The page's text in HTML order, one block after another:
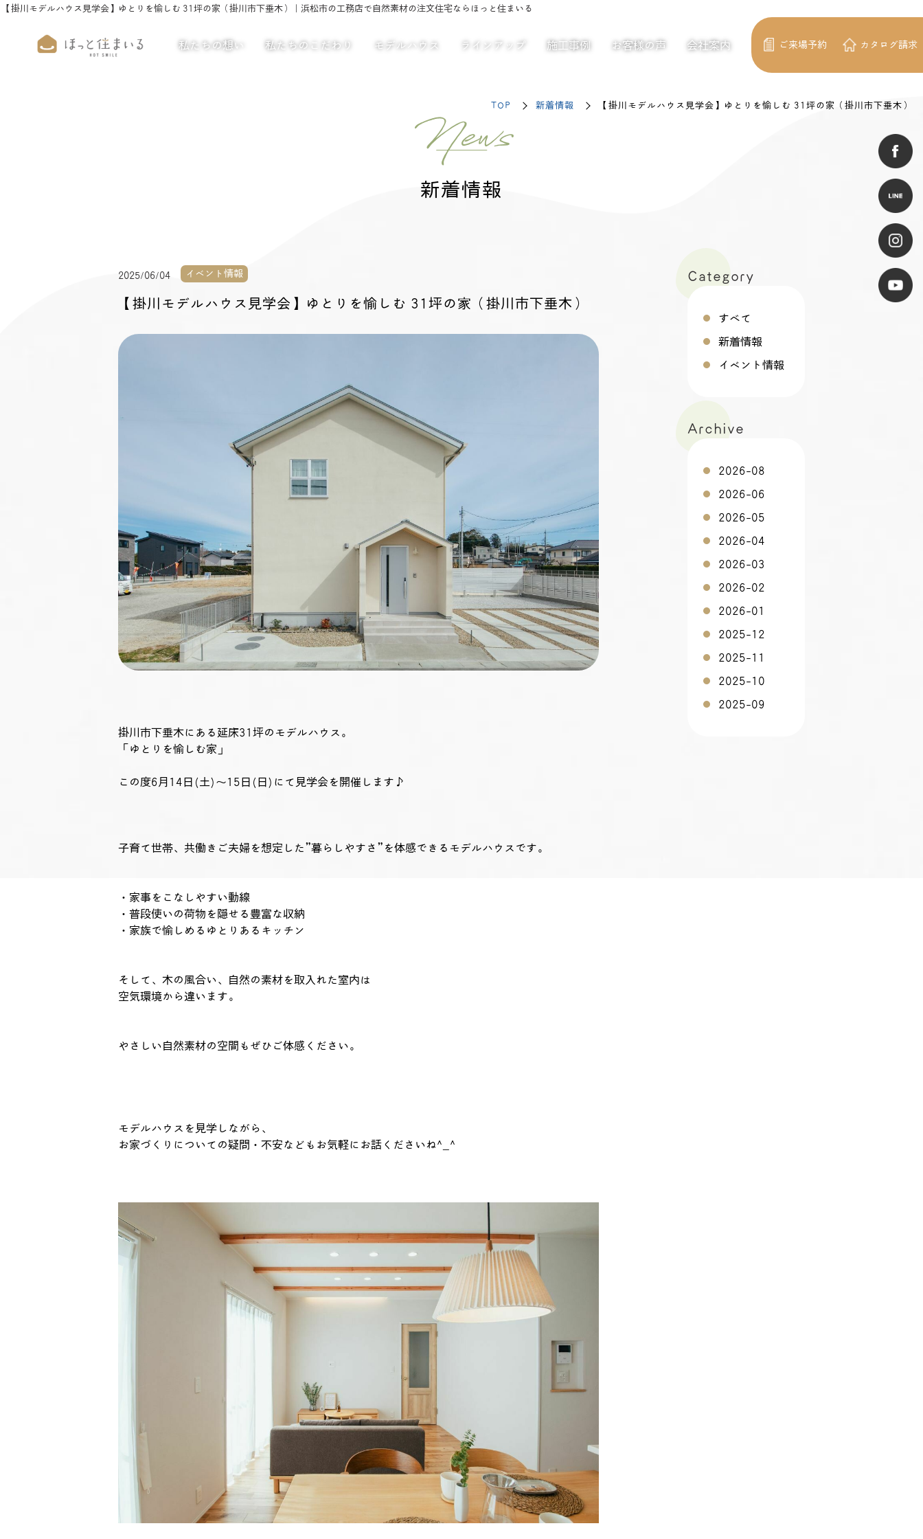
【掛川モデルハウス見学会】ゆとりを愉しむ 31坪の家（掛川市下垂木）｜浜松市の工務店で自然素材の注文住宅ならほっと住まいる
私たちの想い 私たちのこだわり モデルハウス ラインアップ 施工事例 お客様の声 会社案内 ご来場予約 カタログ請求
TOP 新着情報 【掛川モデルハウス見学会】ゆとりを愉しむ 31坪の家（掛川市下垂木）
News
新着情報
2025/06/04 イベント情報
【掛川モデルハウス見学会】ゆとりを愉しむ 31坪の家（掛川市下垂木）
掛川市下垂木にある延床31坪のモデルハウス。
「ゆとりを愉しむ家」
この度6月14日(土)～15日(日)にて見学会を開催します♪
子育て世帯、共働きご夫婦を想定した”暮らしやすさ”を体感できるモデルハウスです。
・家事をこなしやすい動線
・普段使いの荷物を隠せる豊富な収納
・家族で愉しめるゆとりあるキッチン
そして、木の風合い、自然の素材を取入れた室内は
空気環境から違います。
やさしい自然素材の空間もぜひご体感ください。
モデルハウスを見学しながら、
お家づくりについての疑問・不安などもお気軽にお話くださいね^_^
Category
すべて
新着情報
イベント情報
Archive
2026-08
2026-06
2026-05
2026-04
2026-03
2026-02
2026-01
2025-12
2025-11
2025-10
2025-09